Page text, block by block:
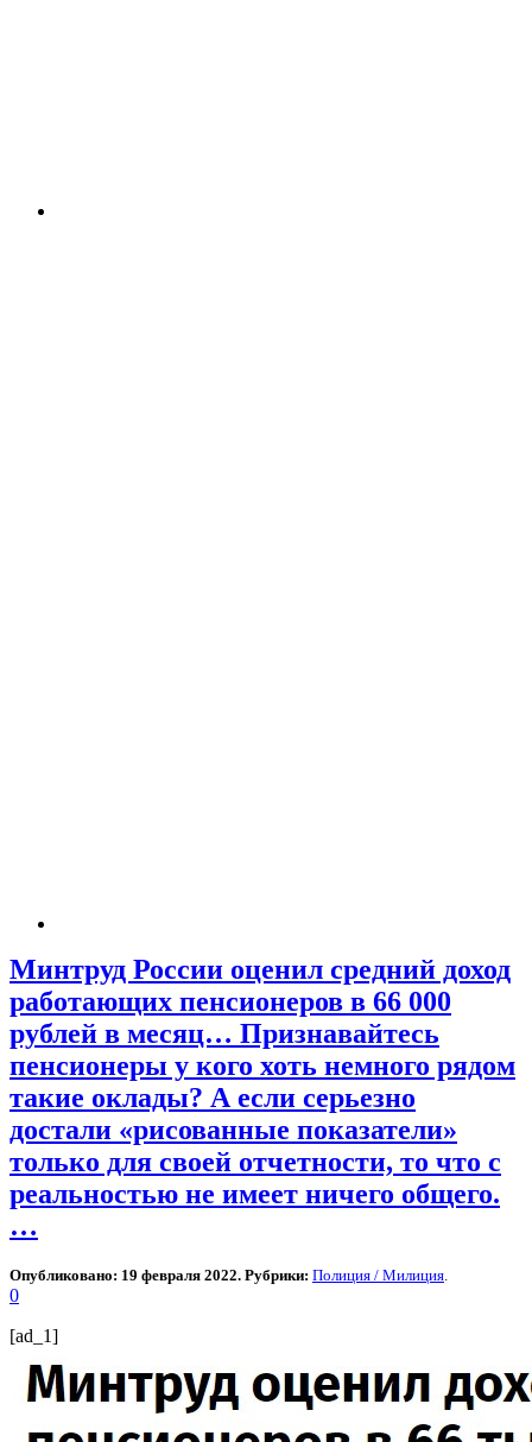
Минтруд России оценил средний доход
работающих пенсионеров в 66 000
рублей в месяц… Признавайтесь
пенсионеры у кого хоть немного рядом
такие оклады? А если серьезно
достали «рисованные показатели»
только для своей отчетности, то что с
реальностью не имеет ничего общего.
…
Опубликовано: 19 февраля 2022. Рубрики: Полиция / Милиция
0
[ad_1]